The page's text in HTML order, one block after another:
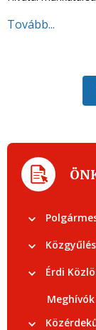
Tovább...
Érdi
Meghívók